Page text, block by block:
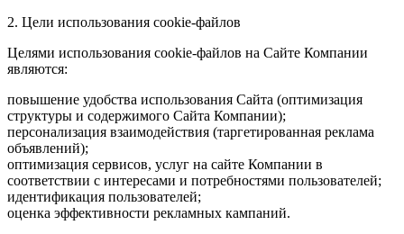
2. Цели использования cookie-файлов
Целями использования cookie-файлов на Сайте Компании
являются:
повышение удобства использования Сайта (оптимизация
структуры и содержимого Сайта Компании);
персонализация взаимодействия (таргетированная реклама
объявлений);
оптимизация сервисов, услуг на сайте Компании в
соответствии с интересами и потребностями пользователей;
идентификация пользователей;
оценка эффективности рекламных кампаний.